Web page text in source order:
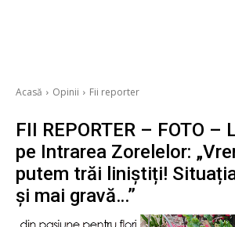
Acasă Opinii Fii reporter
FII REPORTER – FOTO –
pe Intrarea Zorelelor:
putem trăi liniștiți!
și mai gravă…”